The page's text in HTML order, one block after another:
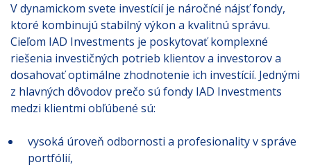
V dynamickom svete investícií je náročné nájsť fondy,
ktoré kombinujú stabilný výkon a kvalitnú správu.
Cieľom IAD Investments je poskytovať komplexné
riešenia investičných potrieb klientov a investorov a
dosahovať optimálne zhodnotenie ich investícií. Jednými
z hlavných dôvodov prečo sú fondy IAD Investments
medzi klientmi obľúbené sú:
vysoká úroveň odbornosti a profesionality v správe
portfólií,